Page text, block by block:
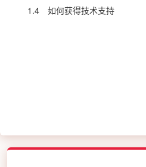
1.4
如何获得技术支持